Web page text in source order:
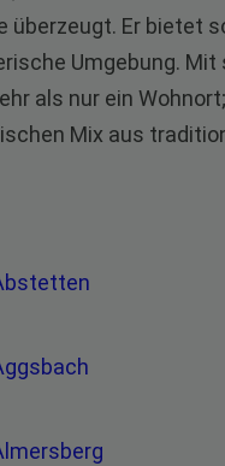
Er bietet
Umgebung.
als nur ein
Mix aus